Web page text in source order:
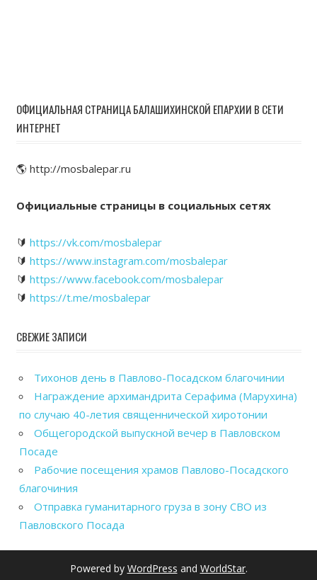
ОФИЦИАЛЬНАЯ СТРАНИЦА БАЛАШИХИНСКОЙ ЕПАРХИИ В СЕТИ
ИНТЕРНЕТ
🌎 http://mosbalepar.ru
Официальные страницы в социальных сетях
🔰 https://vk.com/mosbalepar
🔰 https://www.instagram.com/mosbalepar
🔰 https://www.facebook.com/mosbalepar
🔰 https://t.me/mosbalepar
СВЕЖИЕ ЗАПИСИ
Тихонов день в Павлово-Посадском благочинии
Награждение архимандрита Серафима (Марухина)
по случаю 40-летия священнической хиротонии
Общегородской выпускной вечер в Павловском
Посаде
Рабочие посещения храмов Павлово-Посадского
благочиния
Отправка гуманитарного груза в зону СВО из
Павловского Посада
Powered by WordPress and WorldStar.